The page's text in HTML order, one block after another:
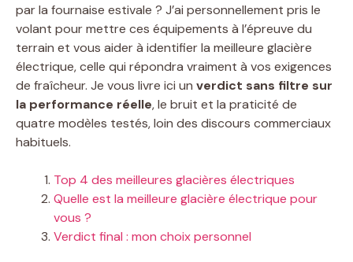
par la fournaise estivale ? J’ai personnellement pris le
volant pour mettre ces équipements à l’épreuve du
terrain et vous aider à identifier la meilleure glacière
électrique, celle qui répondra vraiment à vos exigences
de fraîcheur. Je vous livre ici un verdict sans filtre sur
la performance réelle, le bruit et la praticité de
quatre modèles testés, loin des discours commerciaux
habituels.
Top 4 des meilleures glacières électriques
Quelle est la meilleure glacière électrique pour
vous ?
Verdict final : mon choix personnel